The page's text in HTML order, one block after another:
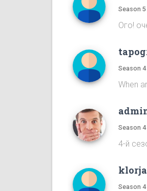
Season
Ого!
Season
When
Season
4-й
Season